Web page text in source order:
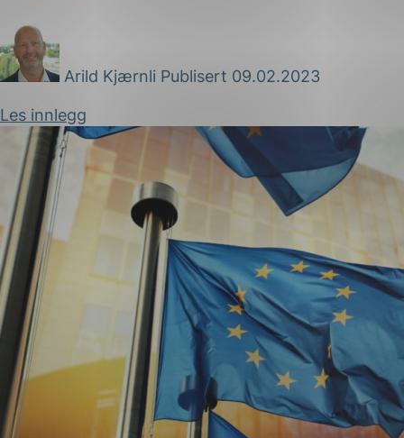
Arild Kjærnli Publisert 09.02.2023
Les innlegg